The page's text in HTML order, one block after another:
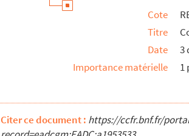
REC L 1. Archives des collaborateurs d'Alain
REC T 1-3. Documents photographiques et
REC V 1. Affiches.
Cote
Titre
Date
3
Importance matérielle
1
Citer ce document : https://ccfr.bnf.fr/